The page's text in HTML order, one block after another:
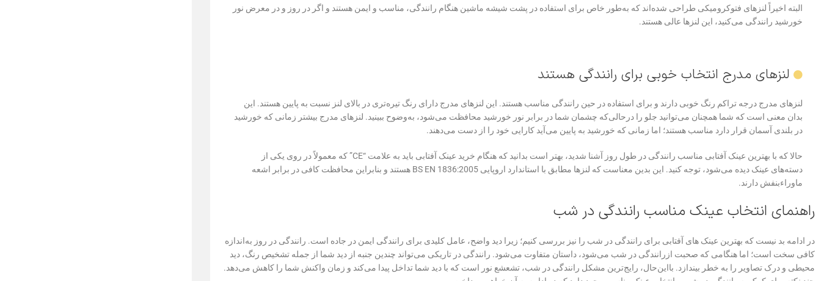
البته اخیراً لنزهای فتوکرومیکی طراحی شده‌اند که به‌طور خاص برای استفاده در پشت شیشه ماشین هنگام رانندگی، مناسب و ایمن هستند و اگر در روز و در معرض نور
خورشید رانندگی می‌کنید، این لنزها عالی هستند.
لنزهای مدرج انتخاب خوبی برای رانندگی هستند
لنزهای مدرج درجه ‌تراکم رنگ خوبی دارند و برای استفاده در حین رانندگی مناسب هستند. این لنزهای مدرج دارای رنگ تیره‌تری در بالای لنز نسبت به پایین هستند. این
بدان معنی است که شما همچنان می‌توانید جلو را درحالی‌که چشمان شما در برابر نور خورشید محافظت می‌شود، به‌وضوح ببینید. لنزهای مدرج بیشتر زمانی که خورشید
در بلندی آسمان قرار دارد مناسب هستند؛ اما زمانی که خورشید به پایین می‌آید کارایی خود را از دست می‌دهند.
حالا که با بهترین عینک آفتابی مناسب رانندگی
در طول روز آشنا شدید، بهتر است بدانید که هنگام خرید عینک آفتابی باید به علامت “CE” که معمولاً در روی یکی از
دسته‌های عینک دیده می‌شود، توجه کنید. این بدین معناست که لنزها مطابق با استاندارد اروپایی BS EN 1836:2005 هستند و بنابراین محافظت کافی در برابر اشعه
ماوراءبنفش دارند.
راهنمای انتخاب عینک مناسب رانندگی در شب
در ادامه بد نیست که بهترین عینک های آفتابی برای رانندگی در شب را نیز بررسی کنیم؛ زیرا دید واضح، عامل کلیدی برای رانندگی ایمن در جاده است. رانندگی در روز به‌اندازه
کافی سخت است؛ اما هنگامی که صحبت ازرانندگی در شب می‌شود، داستان متفاوت می‌شود. رانندگی در تاریکی می‌تواند چندین جنبه از دید شما از جمله تشخیص رنگ، دید
محیطی و درک تصاویر را به خطر بیندازد. بااین‌حال، رایج‌ترین مشکل رانندگی در شب، تشعشع نور است که با دید شما تداخل پیدا می‌کند و زمان واکنش شما را کاهش می‌دهد.